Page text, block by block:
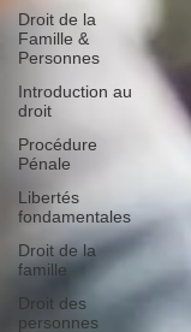
Droit de la
Famille &
Personnes
Introduction au
droit
Procédure
Pénale
Libertés
fondamentales
Droit de la
famille
Droit des
personnes